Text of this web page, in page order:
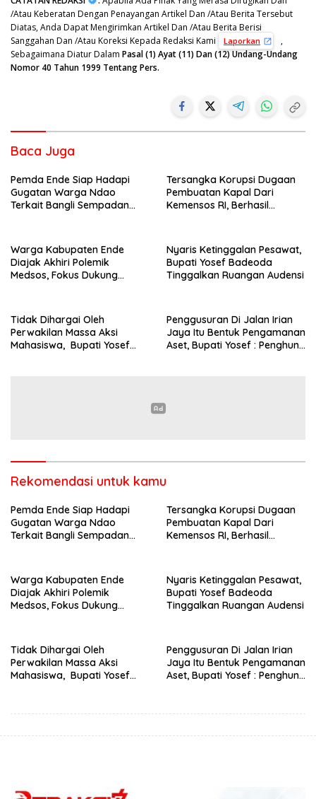
/Atau Keberatan Dengan Penayangan Artikel Dan /Atau Berita Tersebut
Diatas, Anda Dapat Mengirimkan Artikel Dan /Atau Berita Berisi
Sanggahan Dan /Atau Koreksi Kepada Redaksi Kami
Laporkan
,
Sebagaimana Diatur Dalam Pasal (1) Ayat (11) Dan (12) Undang-Undang
Nomor 40 Tahun 1999 Tentang Pers.
Baca Juga
Pemda Ende Siap Hadapi
Gugatan Warga Ndao
Terkait Bangli Sempadan
Tersangka Korupsi Dugaan
Pembuatan Kapal Dari
Kemensos RI, Berhasil
Warga Kabupaten Ende
Diajak Akhiri Polemik
Medsos, Fokus Dukung
Nyaris Ketinggalan Pesawat,
Bupati Yosef Badeoda
Tinggalkan Ruangan Audensi
Tidak Dihargai Oleh
Perwakilan Massa Aksi
Mahasiswa, Bupati Yosef
Penggusuran Di Jalan Irian
Jaya Itu Bentuk Pengamanan
Aset, Bupati Yosef : Penghuni
Rekomendasi untuk kamu
Pemda Ende Siap Hadapi
Gugatan Warga Ndao
Terkait Bangli Sempadan
Tersangka Korupsi Dugaan
Pembuatan Kapal Dari
Kemensos RI, Berhasil
Warga Kabupaten Ende
Diajak Akhiri Polemik
Medsos, Fokus Dukung
Nyaris Ketinggalan Pesawat,
Bupati Yosef Badeoda
Tinggalkan Ruangan Audensi
Tidak Dihargai Oleh
Perwakilan Massa Aksi
Mahasiswa, Bupati Yosef
Penggusuran Di Jalan Irian
Jaya Itu Bentuk Pengamanan
Aset, Bupati Yosef : Penghuni
TTD Lurah-Camat